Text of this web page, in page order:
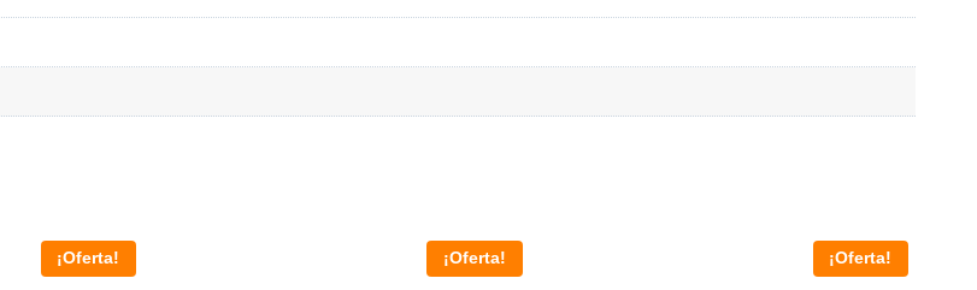
¡Oferta! ¡Oferta! ¡Oferta!